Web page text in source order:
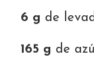
6 g de
165 g de